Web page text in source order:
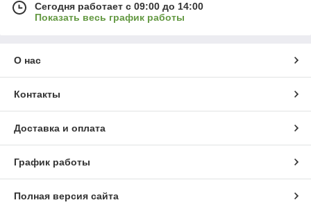
Сегодня работает с 09:00 до 14:00
Показать весь график работы
О нас
Контакты
Доставка и оплата
График работы
Полная версия сайта